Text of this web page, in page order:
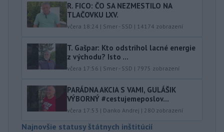
R. FICO: ČO SA NEZMESTILO NA
TLAČOVKU LXV.
včera 18:24 | Smer - SSD | 14174 zobrazení
T. Gašpar: Kto odstrihol lacné energie
z východu? Isto ...
včera 17:56 | Smer - SSD | 7975 zobrazení
PARÁDNA AKCIA S VAMI, GULÁŠIK
VÝBORNÝ #cestujemeposlov...
včera 17:53 | Danko Andrej | 280 zobrazení
Najnovšie statusy štátnych inštitúcií